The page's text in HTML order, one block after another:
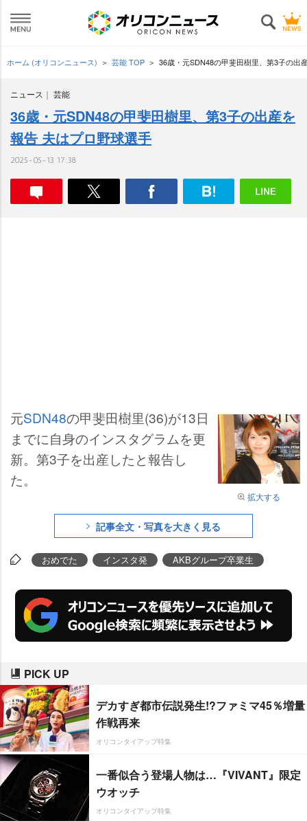
ホーム (オリコンニュース) 芸能 TOP 36歳・元SDN48の甲斐田樹里、第3子の出
ニュース 芸能
36歳・元SDN48の甲斐田樹里、第3子の出産を
報告 夫はプロ野球選手
2025-05-13 17:38
拡大する
元SDN48の甲斐田樹里(36)が13日
までに自身のインスタグラムを更
新。第3子を出産したと報告し
た。
記事全文・写真を大きく見る
おめでた インスタ発 AKBグループ卒業生
PICK UP
デカすぎ都市伝説発生!?ファミマ45％増量
作戦再来
オリコンタイアップ特集
一番似合う登場人物は…『VIVANT』限定
ウオッチ
オリコンタイアップ特集